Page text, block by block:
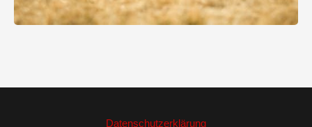
Datenschutzerklärung